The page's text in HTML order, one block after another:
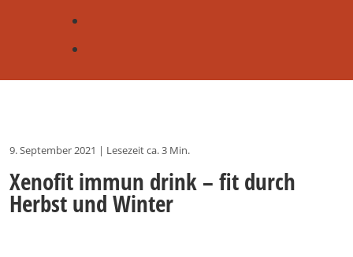
9. September 2021 | Lesezeit ca. 3 Min.
Xenofit immun drink – fit durch
Herbst und Winter